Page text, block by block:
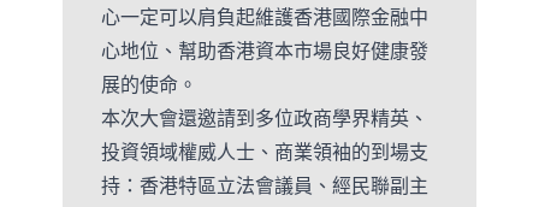
心一定可以肩負起維護香港國際金融中
心地位、幫助香港資本市場良好健康發
展的使命。
本次大會還邀請到多位政商學界精英、
投資領域權威人士、商業領袖的到場支
持：香港特區立法會議員、經民聯副主